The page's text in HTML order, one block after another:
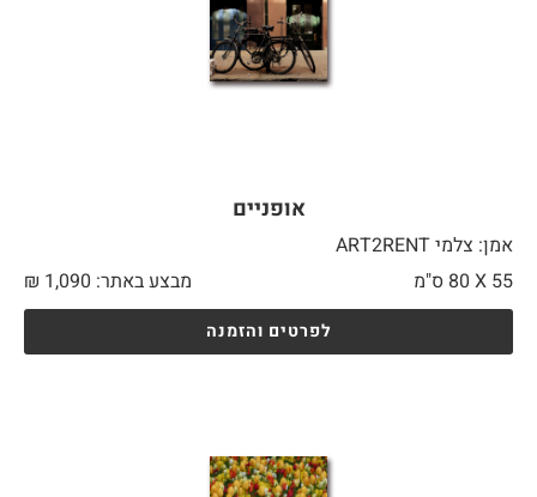
אופניים
אמן: צלמי ART2RENT
55 X
מבצע באתר: ₪ 1,090
לפרטים והזמנה